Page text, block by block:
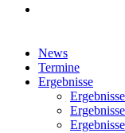
Close
Menu
News
Termine
Ergebnisse